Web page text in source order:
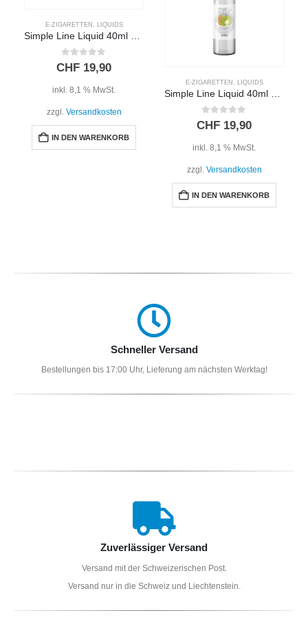
E-ZIGARETTEN , LIQUIDS
Simple Line Liquid 40ml – NUSSI
0out of 5
CHF 19,90
inkl. 8,1 % MwSt.
zzgl. Versandkosten
IN DEN WARENKORB
E-ZIGARETTEN , LIQUIDS
Simple Line Liquid 40ml – KIWI
0out of 5
CHF 19,90
inkl. 8,1 % MwSt.
zzgl. Versandkosten
IN DEN WARENKORB
Schneller Versand
Bestellungen bis 17:00 Uhr, Lieferung am nächsten Werktag!
Zuverlässiger Versand
Versand mit der Schweizerischen Post.
Versand nur in die Schweiz und Liechtenstein.